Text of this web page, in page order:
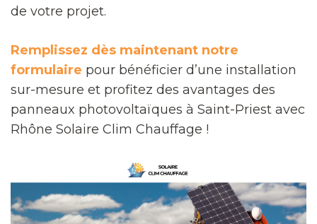
de votre projet.
Remplissez dès maintenant notre
formulaire pour bénéficier d’une installation
sur-mesure et profitez des avantages des
panneaux photovoltaïques à Saint-Priest avec
Rhône Solaire Clim Chauffage !